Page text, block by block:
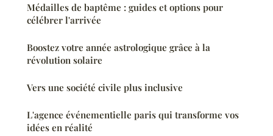
Médailles de baptême : guides et options pour
célébrer l'arrivée
Boostez votre année astrologique grâce à la
révolution solaire
Vers une société civile plus inclusive
L'agence événementielle paris qui transforme vos
idées en réalité